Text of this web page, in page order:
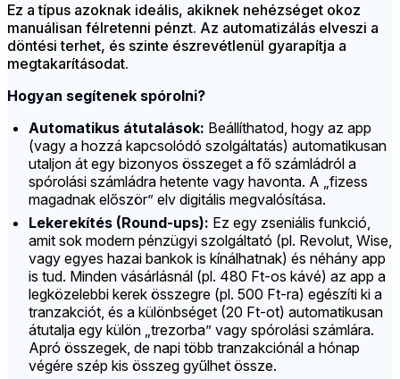
Ez a típus azoknak ideális, akiknek nehézséget okoz
manuálisan félretenni pénzt. Az automatizálás elveszi a
döntési terhet, és szinte észrevétlenül gyarapítja a
megtakarításodat.
Hogyan segítenek spórolni?
Automatikus átutalások: Beállíthatod, hogy az app
(vagy a hozzá kapcsolódó szolgáltatás) automatikusan
utaljon át egy bizonyos összeget a fő számládról a
spórolási számládra hetente vagy havonta. A „fizess
magadnak először” elv digitális megvalósítása.
Lekerekítés (Round-ups): Ez egy zseniális funkció,
amit sok modern pénzügyi szolgáltató (pl. Revolut, Wise,
vagy egyes hazai bankok is kínálhatnak) és néhány app
is tud. Minden vásárlásnál (pl. 480 Ft-os kávé) az app a
legközelebbi kerek összegre (pl. 500 Ft-ra) egészíti ki a
tranzakciót, és a különbséget (20 Ft-ot) automatikusan
átutalja egy külön „trezorba” vagy spórolási számlára.
Apró összegek, de napi több tranzakciónál a hónap
végére szép kis összeg gyűlhet össze.